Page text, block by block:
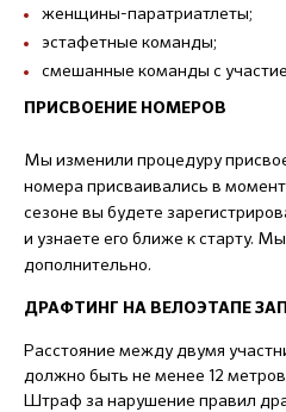
женщины-паратриатлеты;
эстафетные команды;
смешанные команды с
ПРИСВОЕНИЕ НОМЕРОВ
Мы изменили процедуру
номера присваивались в
сезоне вы будете
и узнаете его ближе к старту.
дополнительно.
ДРАФТИНГ НА ВЕЛОЭТАПЕ
Расстояние между двумя
должно быть не менее 12
Штраф за нарушение правил